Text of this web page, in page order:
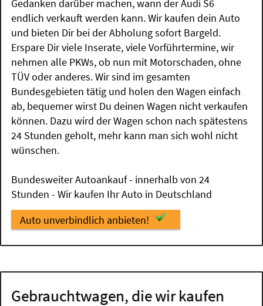
Gedanken darüber machen, wann der Audi S6
endlich verkauft werden kann. Wir kaufen dein Auto
und bieten Dir bei der Abholung sofort Bargeld.
Erspare Dir viele Inserate, viele Vorführtermine, wir
nehmen alle PKWs, ob nun mit Motorschaden, ohne
TÜV oder anderes. Wir sind im gesamten
Bundesgebieten tätig und holen den Wagen einfach
ab, bequemer wirst Du deinen Wagen nicht verkaufen
können. Dazu wird der Wagen schon nach spätestens
24 Stunden geholt, mehr kann man sich wohl nicht
wünschen.
Bundesweiter Autoankauf - innerhalb von 24
Stunden - Wir kaufen Ihr Auto in Deutschland
Auto unverbindlich anbieten!
Gebrauchtwagen, die wir kaufen